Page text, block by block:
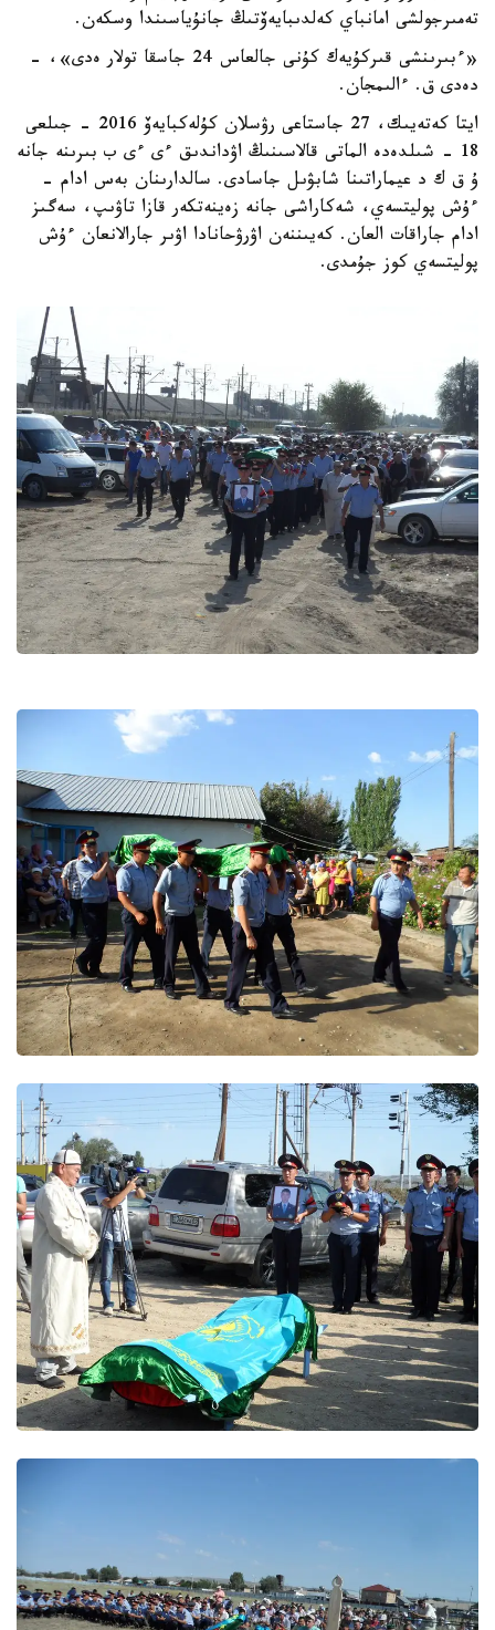
تەمىرجولشى امانباي كەلدىبايەۆتىڭ جانۇياسىندا وسكەن.
«ءبىرىنشى قىركۇيەك كۇنى جالعاس 24 جاسقا تولار ەدى»، -
دەدى ق. ءالىمجان.
ايتا كەتەيىك، 27 جاستاعى رۋسلان كۇلەكبايەۆ 2016 - جىلعى
18 - شىلدەدە الماتى قالاسىنىڭ اۋداندىق ءى ءى ب بىرىنە جانە
ۇ ق ك د عيماراتىنا شابۋىل جاسادى. سالدارىنان بەس ادام -
ءۇش پوليتسەي، شەكاراشى جانە زەينەتكەر قازا تاۋىپ، سەگىز
ادام جاراقات العان. كەيىننەن اۋرۋحانادا اۋىر جارالانعان ءۇش
پوليتسەي كوز جۇمدى.